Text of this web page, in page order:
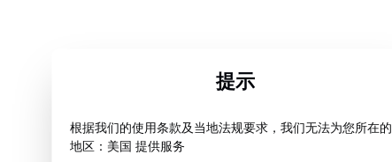
提示
根据我们的使用条款及当地法规要求，我们无法为您所在的
地区：美国 提供服务